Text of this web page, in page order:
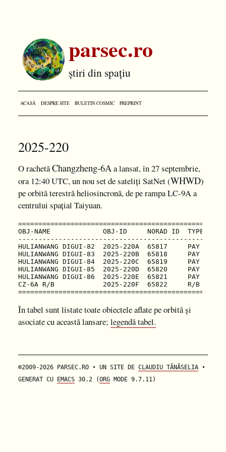
parsec.ro
știri din spațiu
ACASĂ DESPRE SITE BULETIN COSMIC PREPRINT
2025-220
O rachetăChangzheng-6Aa lansat, în 27 septembrie,
ora 12:40 UTC, un nou set de sateliți SatNet (WHWD)
pe orbită terestră heliosincronă, de pe rampa LC-9A a
centrului spațial Taiyuan.
OBJ-NAME             OBJ-ID     NORAD ID  TYPE  OPS
HULIANWANG DIGUI-82  2025-220A  65817
HULIANWANG DIGUI-83  2025-220B  65818
HULIANWANG DIGUI-84  2025-220C  65819
HULIANWANG DIGUI-85  2025-220D  65820
HULIANWANG DIGUI-86  2025-220E  65821
CZ-6A R/B            2025-220F  65822     R/B
În tabel sunt listate toate obiectele aflate pe orbită și
asociate cu această lansare; legendă tabel.
©2009-2026 PARSEC.RO • UN SITE DE CLAUDIU TĂNĂSELIA•
GENERAT CU
EMACS30.2 (ORGMODE 9.7.11)